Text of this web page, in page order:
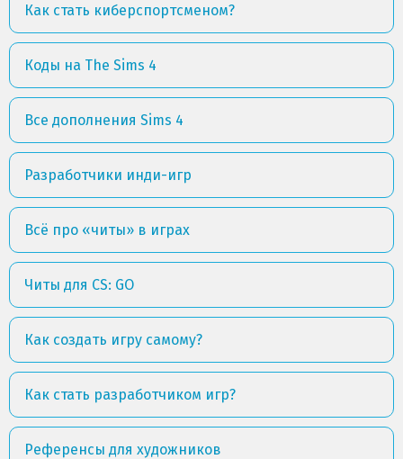
Как стать киберспортсменом?
Коды на The Sims 4
Все дополнения Sims 4
Разработчики инди-игр
Всё про «читы» в играх
Читы для CS: GO
Как создать игру самому?
Как стать разработчиком игр?
Референсы для художников